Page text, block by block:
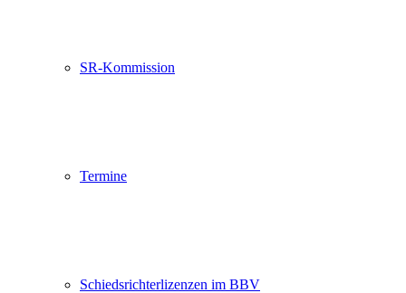
SR-Kommission
Termine
Schiedsrichterlizenzen im BBV